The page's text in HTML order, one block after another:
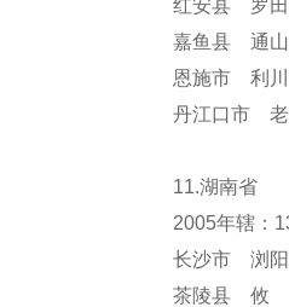
红安县 罗
嘉鱼县 通
恩施市 利
丹江口市
11.湖南省
2005年辖：
长沙市 浏
茶陵县 攸